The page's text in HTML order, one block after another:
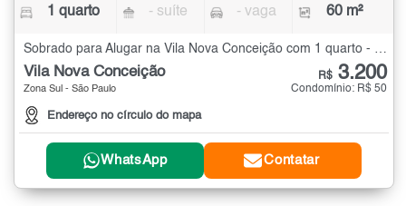
1 quarto - suíte - vaga 60 m²
Vila Nova Conceição
Zona Sul - São Paulo
Endereço no círculo do mapa
R$ 3.200
Condomínio: R$ 50
WhatsApp Contatar